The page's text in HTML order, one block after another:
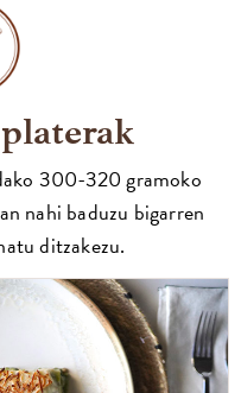
300-320 gramoko
nahi baduzu bigarren
ditzakezu.